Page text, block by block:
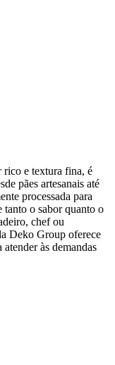
rico e textura fina, é
pães artesanais até
processada para
tanto o sabor quanto o
chef ou
Deko Group oferece
às demandas